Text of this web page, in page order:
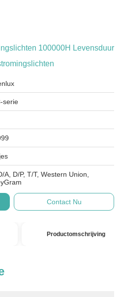
100000H Levensduur
serie
A, D/P, T/T, Western Union,
Contact Nu
Productomschrijving